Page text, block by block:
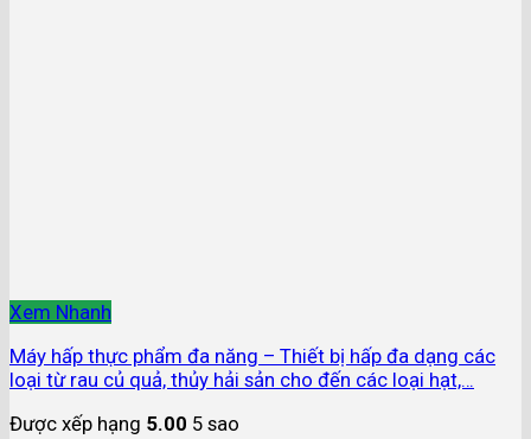
Xem Nhanh
Máy hấp thực phẩm đa năng – Thiết bị hấp đa dạng các
loại từ rau củ quả, thủy hải sản cho đến các loại hạt,…
Được xếp hạng 5.00 5 sao